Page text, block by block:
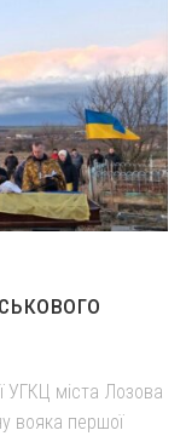
УГКЦ міста Лозова
вояка першої